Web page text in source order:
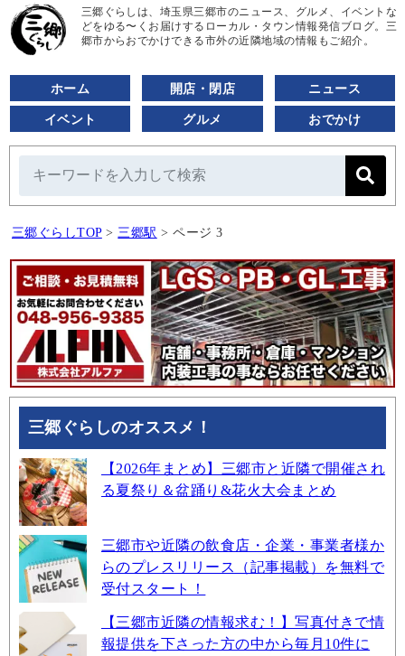
三郷ぐらしは、埼玉県三郷市のニュース、グルメ、イベントな
どをゆる〜くお届けするローカル・タウン情報発信ブログ。三
郷市からおでかけできる市外の近隣地域の情報もご紹介。
ホーム 開店・閉店 ニュース
イベント グルメ おでかけ
三郷ぐらしTOP > 三郷駅 > ページ 3
三郷ぐらしのオススメ！
【2026年まとめ】三郷市と近隣で開催され
る夏祭り＆盆踊り&花火大会まとめ
三郷市や近隣の飲食店・企業・事業者様か
らのプレスリリース（記事掲載）を無料で
受付スタート！
【三郷市近隣の情報求む！】写真付きで情
報提供を下さった方の中から毎月10件に